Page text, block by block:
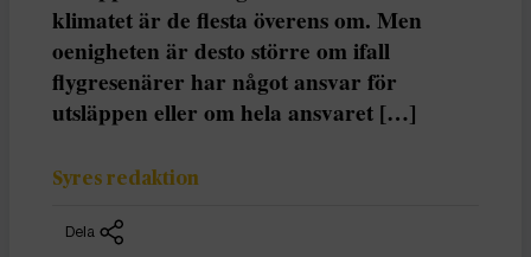
klimatet är de flesta överens om. Men
oenigheten är desto större om ifall
flygresenärer har något ansvar för
utsläppen eller om hela ansvaret […]
Syres redaktion
Dela